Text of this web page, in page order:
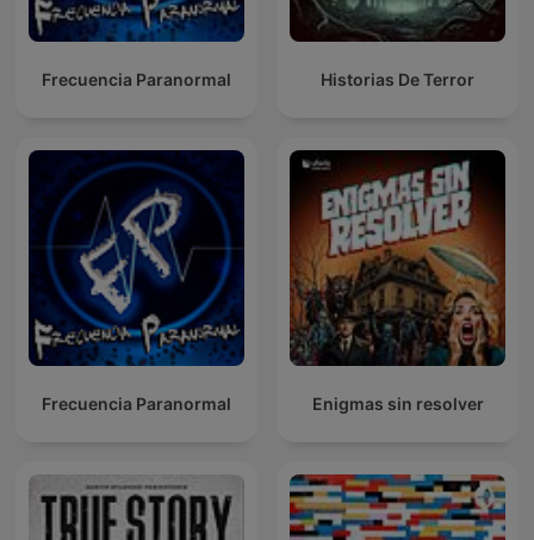
Frecuencia Paranormal Historias De Terror
Frecuencia Paranormal Enigmas sin resolver